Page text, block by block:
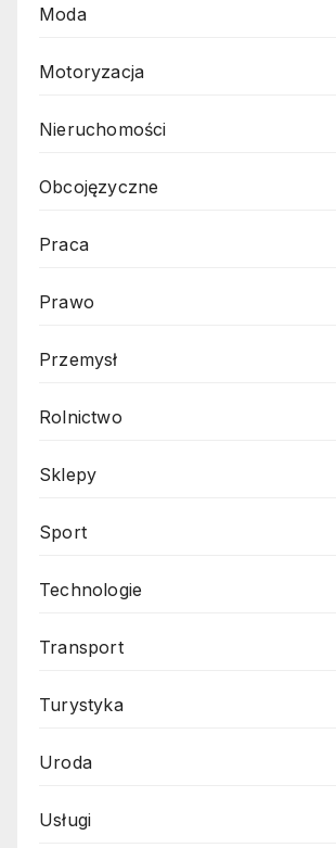
Moda
Motoryzacja
Nieruchomości
Obcojęzyczne
Praca
Prawo
Przemysł
Rolnictwo
Sklepy
Sport
Technologie
Transport
Turystyka
Uroda
Usługi